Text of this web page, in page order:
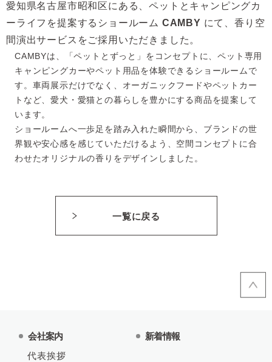
愛知県名古屋市昭和区にある、ペットとキャンピングカ
ーライフを提案するショールーム CAMBY にて、香り空
間演出サービスをご採用いただきました。
CAMBYは、「ペットとずっと」をコンセプトに、ペット専用
キャンピングカーやペット用品を体験できるショールームで
す。車両展示だけでなく、オーガニックフードやペットカー
トなど、愛犬・愛猫との暮らしを豊かにする商品を提案して
います。
ショールームへ一歩足を踏み入れた瞬間から、ブランドの世
界観や安心感を感じていただけるよう、空間コンセプトに合
わせたオリジナルの香りをデザインしました。
一覧に戻る
会社案内
代表挨拶
新着情報